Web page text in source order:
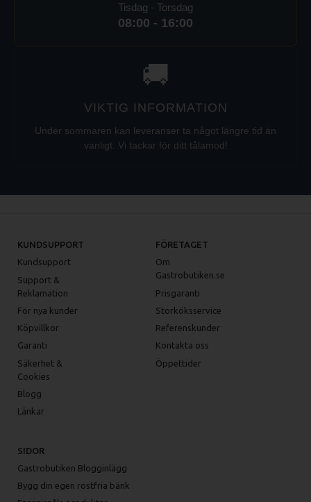
Tisdag - Torsdag
08:00 - 16:00
🚚
VIKTIG INFORMATION
Under sommaren kan leveranser ta något längre tid än
vanligt. Vi tackar för ditt tålamod!
KUNDSUPPORT
Kundsupport
Support &
Reklamation
För nya kunder
Köpvillkor
Garanti
Säkerhet &
Cookies
Blogg
Länkar
FÖRETAGET
Om
Gastrobutiken.se
Prisgaranti
Storköksservice
Referenskunder
Kontakta oss
Öppettider
SIDOR
Gastrobutiken Blogginlägg
Bygg din egen rostfria bänk